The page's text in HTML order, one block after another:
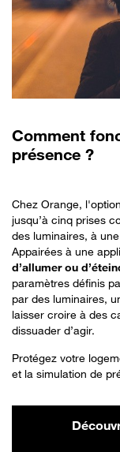
Comment
présence ?
Chez Orange,
jusqu’à cinq prises
des luminaires, à
Appairées à une
d’allumer ou
paramètres définis
par des luminaires,
laisser croire à des
dissuader d’agir.
Protégez votre
et la simulation de